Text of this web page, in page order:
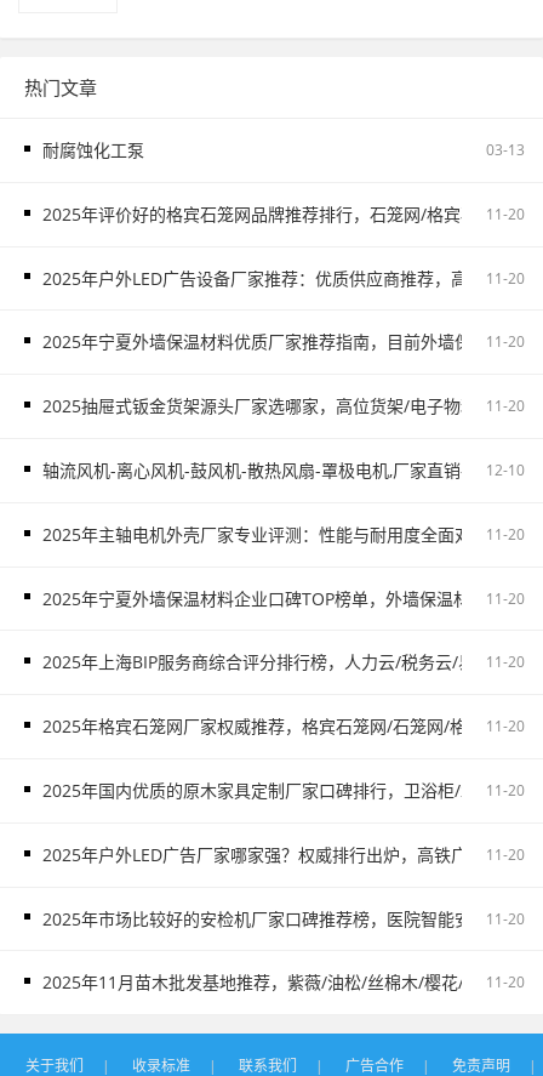
热门文章
耐腐蚀化工泵 03-13
2025年评价好的格宾石笼网品牌推荐排行，石笼网/格宾石笼网/河
11-20
2025年户外LED广告设备厂家推荐：优质供应商推荐，高铁广告
11-20
2025年宁夏外墙保温材料优质厂家推荐指南，目前外墙保温材料
11-20
2025抽屉式钣金货架源头厂家选哪家，高位货架/电子物料架/抽
11-20
轴流风机-离心风机-鼓风机-散热风扇-罩极电机,厂家直销-首肯电子
12-10
2025年主轴电机外壳厂家专业评测：性能与耐用度全面对比，主
11-20
2025年宁夏外墙保温材料企业口碑TOP榜单，外墙保温材料服务
11-20
2025年上海BIP服务商综合评分排行榜，人力云/税务云/易代账/
11-20
2025年格宾石笼网厂家权威推荐，格宾石笼网/石笼网/格宾网厂家
11-20
2025年国内优质的原木家具定制厂家口碑排行，卫浴柜/木门/酒
11-20
2025年户外LED广告厂家哪家强？权威排行出炉，高铁广告/户外
11-20
2025年市场比较好的安检机厂家口碑推荐榜，医院智能安检机/
11-20
2025年11月苗木批发基地推荐，紫薇/油松/丝棉木/樱花/红叶石楠
11-20
关于我们 | 收录标准 | 联系我们 | 广告合作 | 免责声明 |